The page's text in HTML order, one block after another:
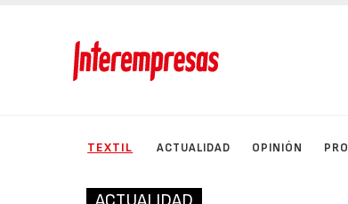
TEXTIL ACTUALIDAD OPINIÓN